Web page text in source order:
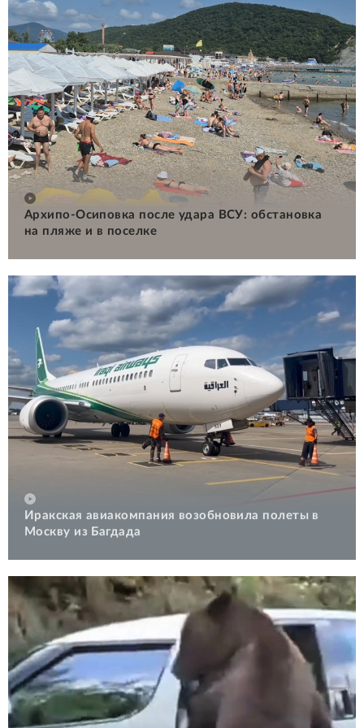
Архипо-Осиповка после удара ВСУ: обстановка
на пляже и в поселке
Иракская авиакомпания возобновила полеты в
Москву из Багдада